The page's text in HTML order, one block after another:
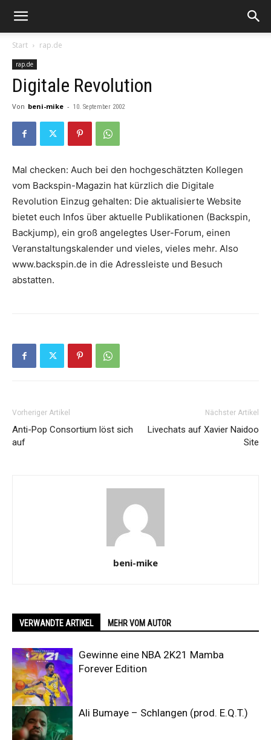
Start rap.de
rap.de
Digitale Revolution
Von beni-mike - 10. September 2002
Mal checken: Auch bei den hochgeschätzten Kollegen
vom Backspin-Magazin hat kürzlich die Digitale
Revolution Einzug gehalten: Die aktualisierte Website
bietet euch Infos über aktuelle Publikationen (Backspin,
Backjump), ein groß angelegtes User-Forum, einen
Veranstaltungskalender und vieles, vieles mehr. Also
www.backspin.de in die Adressleiste und Besuch
abstatten.
Vorheriger Artikel
Anti-Pop Consortium löst sich
auf
Nächster Artikel
Livechats auf Xavier Naidoo
Site
beni-mike
VERWANDTE ARTIKEL MEHR VOM AUTOR
Gewinne eine NBA 2K21 Mamba
Forever Edition
Ali Bumaye – Schlangen (prod. E.Q.T.)